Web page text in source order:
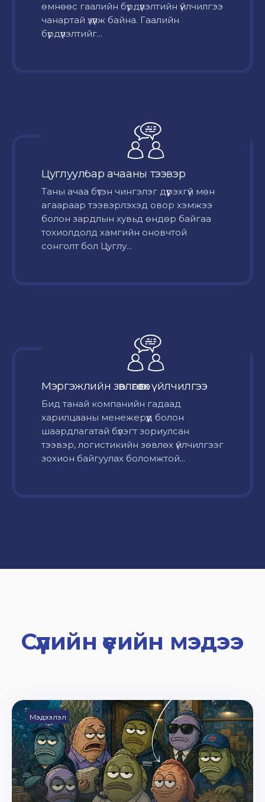
өмнөөс гаалийн бүрдүүлэлтийн үйлчилгээ
чанартай үзүүлж байна. Гаалийн
бүрдүүлэлтийг...
Цуглуулбар ачааны тээвэр
Таны ачаа бүтэн чингэлэг дүүрэхгүй мөн
агаараар тээвэрлэхэд овор хэмжээ
болон зардлын хувьд өндөр байгаа
тохиолдолд хамгийн оновчтой
сонголт бол Цуглу...
Мэргэжлийн зөвлөгөө өгөх үйлчилгээ
Бид танай компанийн гадаад
харилцааны менежерүүд болон
шаардлагатай бүлэгт зориулсан
тээвэр, логистикийн зөвлөх үйлчилгээг
зохион байгуулах боломжтой...
Сүүлийн үеийн мэдээ
Мэдээлэл